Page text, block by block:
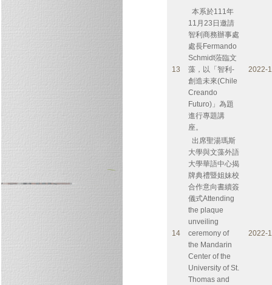
13
本系於111年
11月23日邀請
智利商務辦事處
處長Fermando
Schmidt蒞臨文
藻，以「智利-
創造未來(Chile
Creando
Futuro)」為題
進行專題講
座。
2022-
14
出席聖湯瑪斯
大學與文藻外語
大學華語中心揭
牌典禮暨姐妹校
合作意向書續簽
儀式Attending
the plaque
unveiling
ceremony of
the Mandarin
Center of the
University of St.
Thomas and
2022-